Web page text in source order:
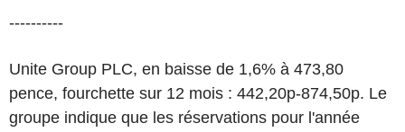
----------
Unite Group PLC, en baisse de 1,6% à 473,80
pence, fourchette sur 12 mois : 442,20p-874,50p. Le
groupe indique que les réservations pour l'année